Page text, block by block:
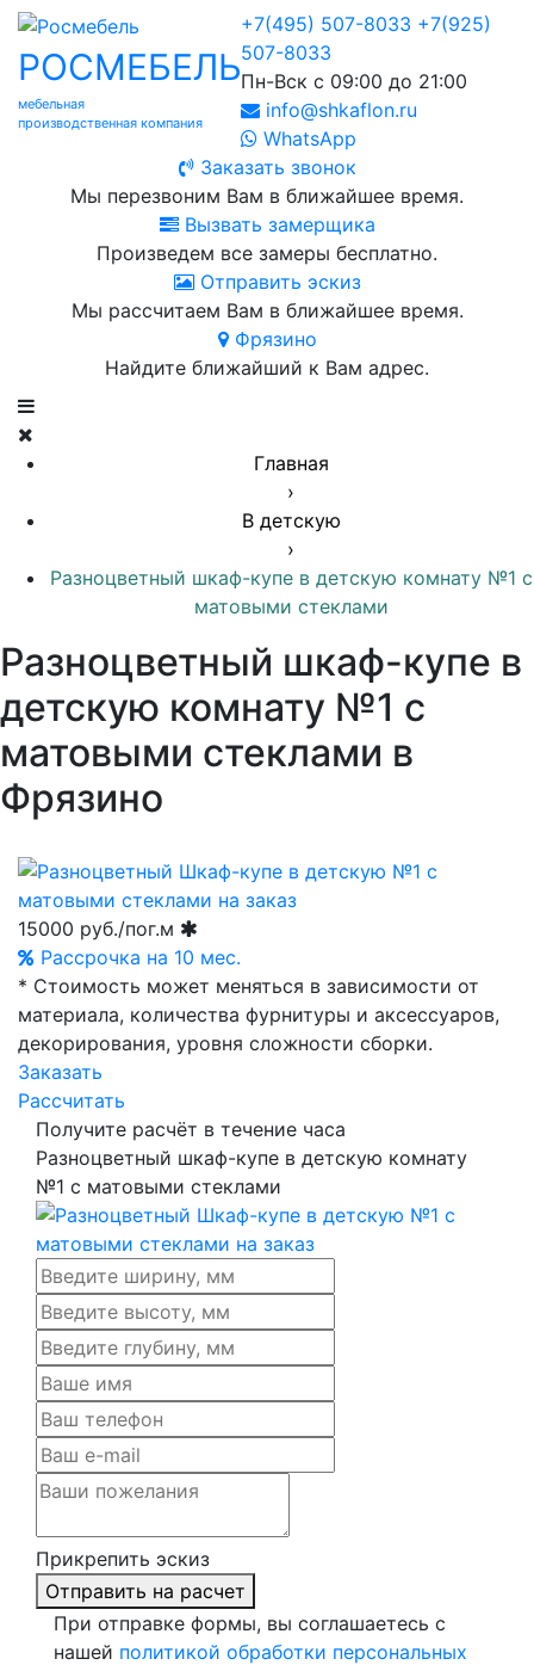
РОСМЕБЕЛЬ
мебельная
производственная компания
+7(495) 507-8033 +7(925)
507-8033
Пн-Вск с 09:00 до 21:00
info@shkaflon.ru
WhatsApp
Заказать звонок
Мы перезвоним Вам в ближайшее время.
Вызвать замерщика
Произведем все замеры бесплатно.
Отправить эскиз
Мы рассчитаем Вам в ближайшее время.
Фрязино
Найдите ближайший к Вам адрес.
Главная
›
В детскую
›
Разноцветный шкаф-купе в детскую комнату №1 с
матовыми стеклами
Разноцветный шкаф-купе в
детскую комнату №1 с
матовыми стеклами в
Фрязино
15000 руб./пог.м
Рассрочка на 10 мес.
* Стоимость может меняться в зависимости от
материала, количества фурнитуры и аксессуаров,
декорирования, уровня сложности сборки.
Заказать
Рассчитать
Получите расчёт в течение часа
Разноцветный шкаф-купе в детскую комнату
№1 с матовыми стеклами
Прикрепить эскиз
Отправить на расчет
При отправке формы, вы соглашаетесь с
нашей политикой обработки персональных